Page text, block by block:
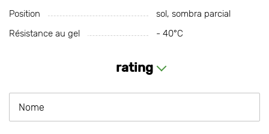
Position
sol, sombra parcial
Résistance au gel
- 40°С
rating